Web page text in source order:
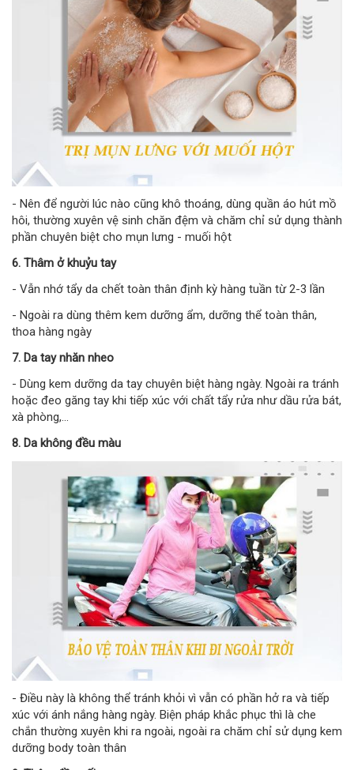
- Nên để người lúc nào cũng khô thoáng, dùng quần áo hút mồ
hôi, thường xuyên vệ sinh chăn đệm và chăm chỉ sử dụng thành
phần chuyên biệt cho mụn lưng - muối hột
6. Thâm ở khuỷu tay
- Vẫn nhớ tẩy da chết toàn thân định kỳ hàng tuần từ 2-3 lần
- Ngoài ra dùng thêm kem dưỡng ẩm, dưỡng thể toàn thân,
thoa hàng ngày
7. Da tay nhăn nheo
- Dùng kem dưỡng da tay chuyên biệt hàng ngày. Ngoài ra tránh
hoặc đeo găng tay khi tiếp xúc với chất tẩy rửa như dầu rửa bát,
xà phòng,...
8. Da không đều màu
- Điều này là không thể tránh khỏi vì vẫn có phần hở ra và tiếp
xúc với ánh nắng hàng ngày. Biện pháp khắc phục thì là che
chắn thường xuyên khi ra ngoài, ngoài ra chăm chỉ sử dụng kem
dưỡng body toàn thân